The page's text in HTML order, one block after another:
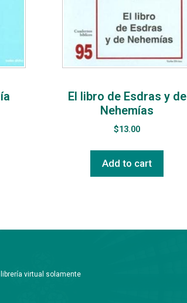
El libro de Esdras y de
Nehemías
$13.00
Add to cart
librería virtual solamente